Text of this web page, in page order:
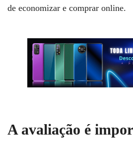
de economizar e comprar online.
A avaliação é